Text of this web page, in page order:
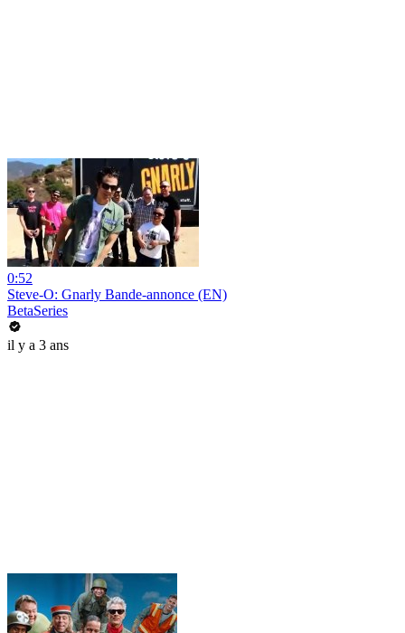
0:52
Steve-O: Gnarly Bande-annonce (EN)
BetaSeries
il y a 3 ans